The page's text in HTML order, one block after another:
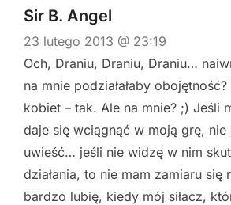
Sir B. Angel
23 lutego 2013 @ 23:19
Och, Draniu, Draniu, Draniu…
na mnie podziałałaby
kobiet – tak. Ale na mnie? ;) Jeśli
daje się wciągnąć w moją grę, nie
uwieść… jeśli nie widzę w nim
działania, to nie mam zamiaru się
bardzo lubię, kiedy mój siłacz,